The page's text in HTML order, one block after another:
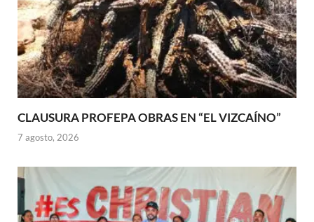
CLAUSURA PROFEPA OBRAS EN “EL VIZCAÍNO”
7 agosto, 2026